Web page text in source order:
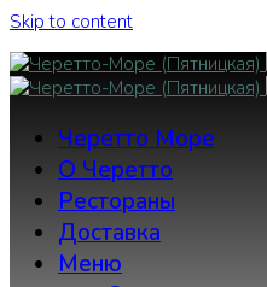
Skip to content
Черетто Море
О Черетто
Рестораны
Доставка
Меню